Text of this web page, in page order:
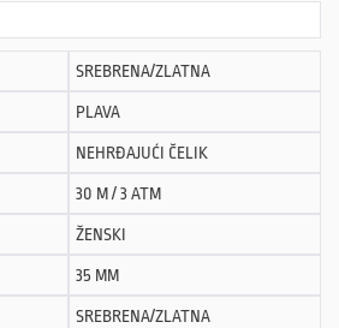
SREBRENA/ZLATNA
PLAVA
NEHRĐAJUĆI ČELIK
30 M / 3 ATM
ŽENSKI
35 MM
SREBRENA/ZLATNA